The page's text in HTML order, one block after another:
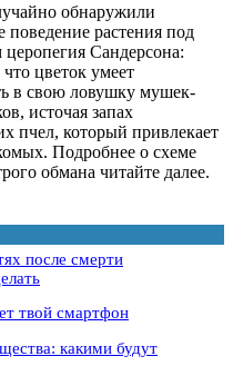
обнаружили
поведение растения под
церопегия Сандерсона:
что цветок умеет
в свою ловушку мушек-
источая запах
пчел, который привлекает
Подробнее о схеме
обмана читайте далее.
после смерти
твой смартфон
какими будут